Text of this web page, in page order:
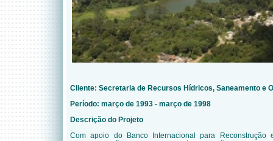
Cliente: Secretaria de Recursos Hídricos, Saneamento e
Período: março de 1993 - março de 1998
Descrição do Projeto
Com apoio do Banco Internacional para Reconstrução